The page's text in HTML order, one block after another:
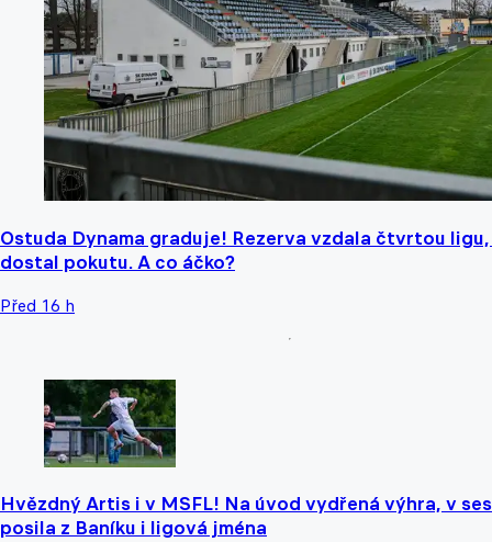
Ostuda Dynama graduje! Rezerva vzdala čtvrtou
dostal pokutu. A co áčko?
Před 16 h
Hvězdný Artis i v MSFL! Na úvod vydřená výhra, v
posila z Baníku i ligová jména